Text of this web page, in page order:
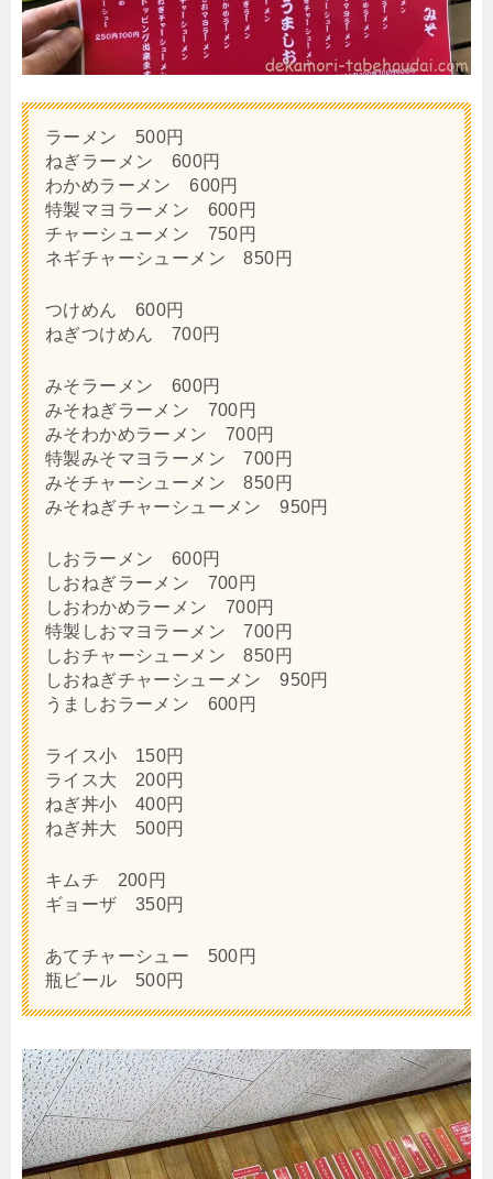
ラーメン 500円
ねぎラーメン 600円
わかめラーメン 600円
特製マヨラーメン 600円
チャーシューメン 750円
ネギチャーシューメン 850円
つけめん 600円
ねぎつけめん 700円
みそラーメン 600円
みそねぎラーメン 700円
みそわかめラーメン 700円
特製みそマヨラーメン 700円
みそチャーシューメン 850円
みそねぎチャーシューメン 950円
しおラーメン 600円
しおねぎラーメン 700円
しおわかめラーメン 700円
特製しおマヨラーメン 700円
しおチャーシューメン 850円
しおねぎチャーシューメン 950円
うましおラーメン 600円
ライス小 150円
ライス大 200円
ねぎ丼小 400円
ねぎ丼大 500円
キムチ 200円
ギョーザ 350円
あてチャーシュー 500円
瓶ビール 500円